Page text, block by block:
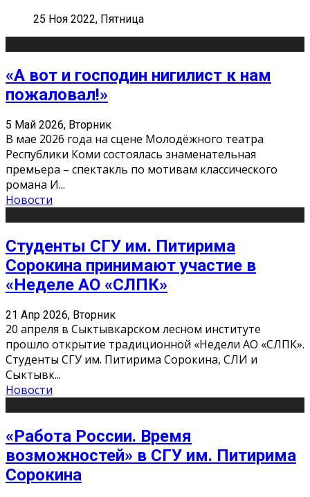
25 Ноя 2022, Пятница
«А вот и господин нигилист к нам
пожаловал!»
5 Май 2026, Вторник
В мае 2026 года на сцене Молодёжного театра
Республики Коми состоялась знаменательная
премьера – спектакль по мотивам классического
романа И...
Новости
Студенты СГУ им. Питирима
Сорокина принимают участие в
«Неделе АО «СЛПК»
21 Апр 2026, Вторник
20 апреля в Сыктывкарском лесном институте
прошло открытие традиционной «Недели АО «СЛПК».
Студенты СГУ им. Питирима Сорокина, СЛИ и
Сыктывк...
Новости
«Работа России. Время
возможностей» в СГУ им. Питирима
Сорокина